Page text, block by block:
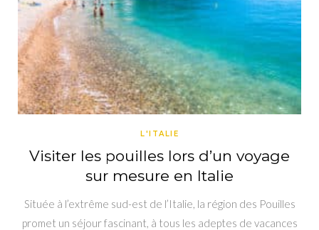
L'ITALIE
Visiter les pouilles lors d’un voyage
sur mesure en Italie
Située à l’extrême sud-est de l’Italie, la région des Pouilles
promet un séjour fascinant, à tous les adeptes de vacances